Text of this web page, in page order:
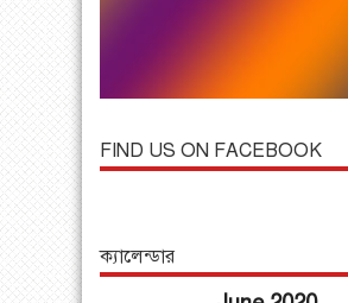
FIND US ON FACEBOOK
ক্যালেন্ডার